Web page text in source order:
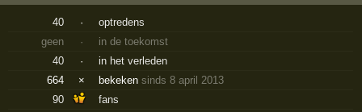
40 ·
optredens
geen
·
in de toekomst
40
·
in het verleden
664
× bekekensinds 8 april 2013
90
fans